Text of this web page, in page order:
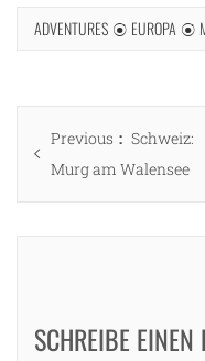
ADVENTURES EUROPA
Previous
Previous
post:
Schweiz:
Murg am Walensee
SCHREIBE